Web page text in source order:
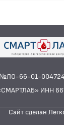
66-01-004724
ИНН
Сайт сделан